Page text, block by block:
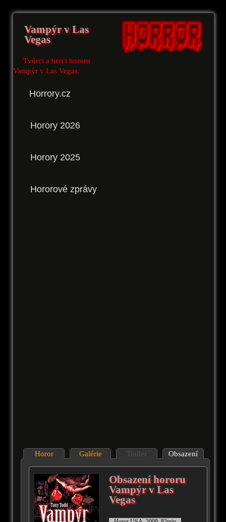
Vampýr v Las
Vegas
Tvůrci a herci hororu
Vampýr v Las Vegas.
Horrory.cz
Horory 2026
Horory 2025
Hororové zprávy
Horor Galérie Trailer Obsazení
Obsazení hororu
Vampýr v Las
Vegas